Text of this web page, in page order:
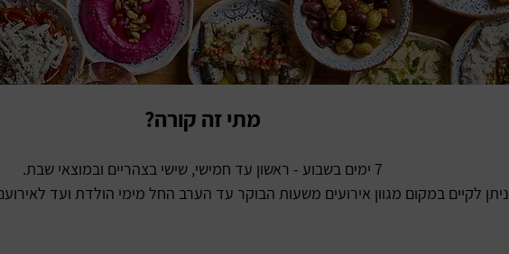
מתי זה קורה?
7 ימים בשבוע - ראשון עד חמישי, שישי בצהריים ובמוצאי שבת.
ניתן לקיים במקום מגוון אירועים משעות הבוקר עד הערב החל מימי הולדת ועד